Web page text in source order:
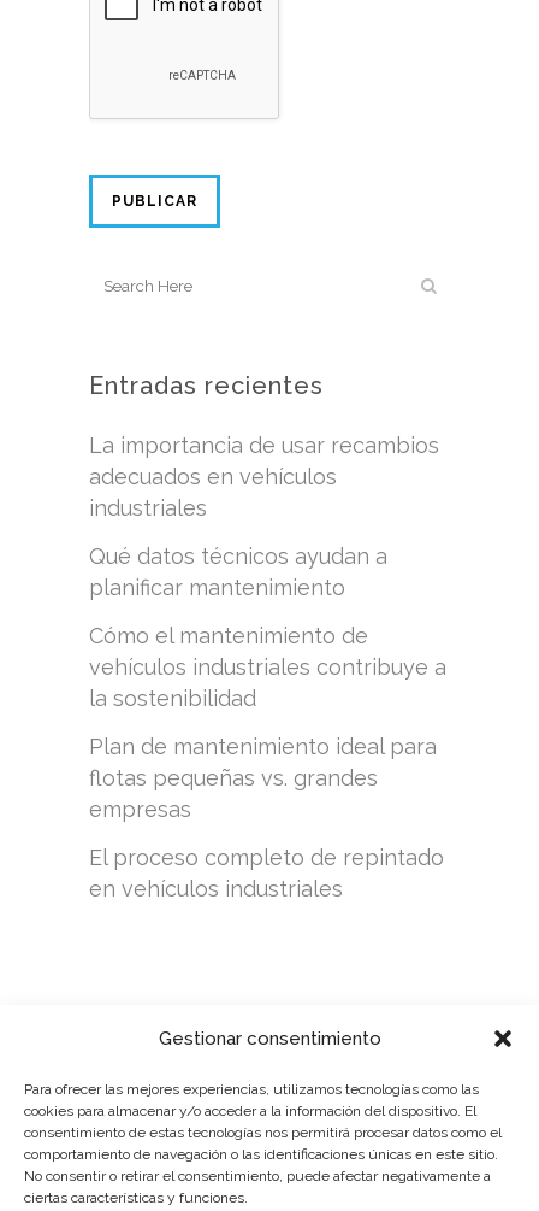
Gestionar consentimiento
Para ofrecer las mejores experiencias, utilizamos tecnologías como las
cookies para almacenar y/o acceder a la información del dispositivo. El
consentimiento de estas tecnologías nos permitirá procesar datos como el
comportamiento de navegación o las identificaciones únicas en este sitio.
No consentir o retirar el consentimiento, puede afectar negativamente a
ciertas características y funciones.
Entradas recientes
La importancia de usar recambios
adecuados en vehículos
industriales
Qué datos técnicos ayudan a
planificar mantenimiento
Cómo el mantenimiento de
vehículos industriales contribuye a
la sostenibilidad
Plan de mantenimiento ideal para
flotas pequeñas vs. grandes
empresas
El proceso completo de repintado
en vehículos industriales
POLÍTICA DE PRIVACIDAD